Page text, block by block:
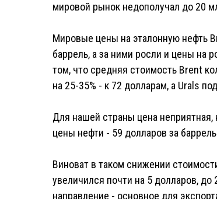
мировой рынок недополучал до 20
Мировые цены на эталонную нефть
баррель, а за ними росли и цены на
том, что средняя стоимость Brent
на 25-35% - к 72 долларам, а Urals
Для нашей страны цена
цены нефти - 59 долларов за
Виноват в таком снижении
увеличился почти на 5 долларов, до
направление - основное для